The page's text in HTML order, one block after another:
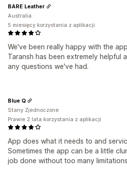
We've been really happy with the
Taransh has been extremely helpful
any questions we've had.
BARE Leather
Australia
5 miesięcy korzystania z aplikacji
App does what it needs to and
Sometimes the app can be a little
job done without too many
Blue Q
Stany Zjednoczone
Prawie 2 lata korzystania z aplikacji